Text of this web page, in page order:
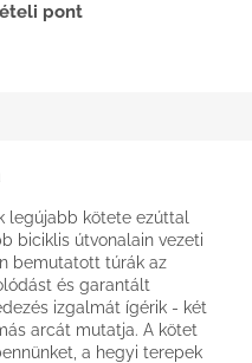
pont
legújabb kötete ezúttal
biciklis útvonalain vezeti
bemutatott túrák az
és garantált
izgalmát ígérik - két
arcát mutatja. A kötet
a hegyi terepek